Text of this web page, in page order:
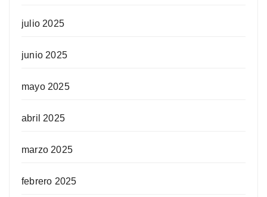
julio 2025
junio 2025
mayo 2025
abril 2025
marzo 2025
febrero 2025